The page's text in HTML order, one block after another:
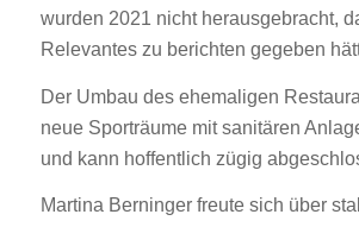
wurden 2021 nicht herausgebracht,
Relevantes zu berichten gegeben
Der Umbau des ehemaligen
neue Sporträume mit sanitären
und kann hoffentlich zügig
Martina Berninger freute sich über